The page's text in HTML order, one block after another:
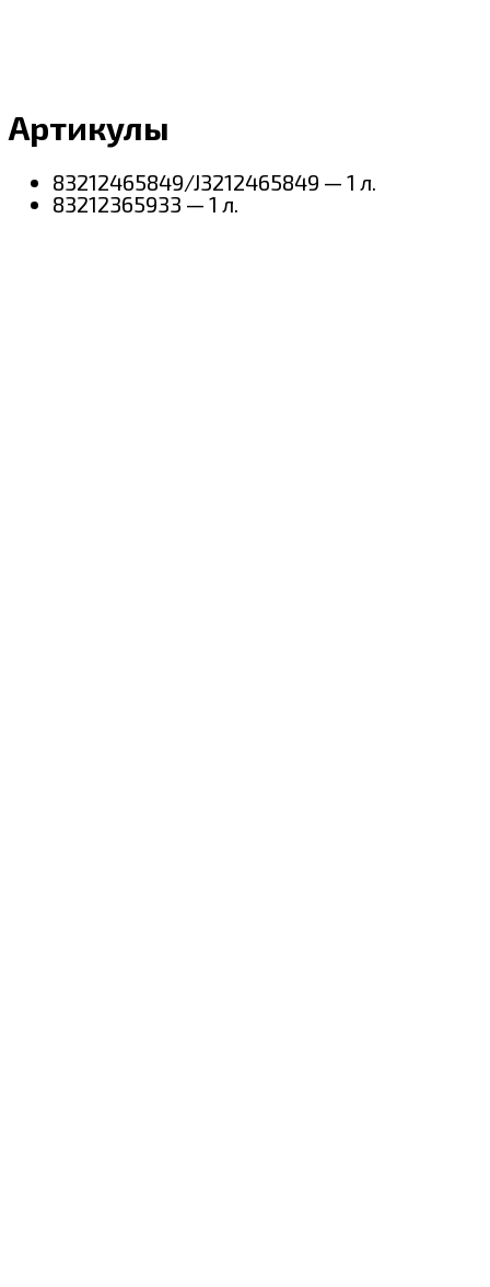
Артикулы
83212465849/J3212465849 — 1 л.
83212365933 — 1 л.